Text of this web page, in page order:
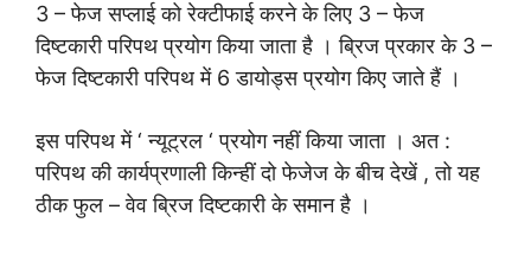
3 – फेज सप्लाई को रेक्टीफाई करने के लिए 3 – फेज
दिष्टकारी परिपथ प्रयोग किया जाता है । ब्रिज प्रकार के 3 –
फेज दिष्टकारी परिपथ में 6 डायोड्स प्रयोग किए जाते हैं ।
इस परिपथ में ‘ न्यूट्रल ‘ प्रयोग नहीं किया जाता । अत :
परिपथ की कार्यप्रणाली किन्हीं दो फेजेज के बीच देखें , तो यह
ठीक फुल – वेव ब्रिज दिष्टकारी के समान है ।